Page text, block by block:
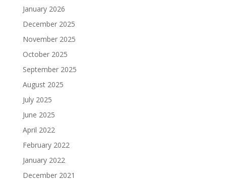
January 2026
December 2025
November 2025
October 2025
September 2025
August 2025
July 2025
June 2025
April 2022
February 2022
January 2022
December 2021